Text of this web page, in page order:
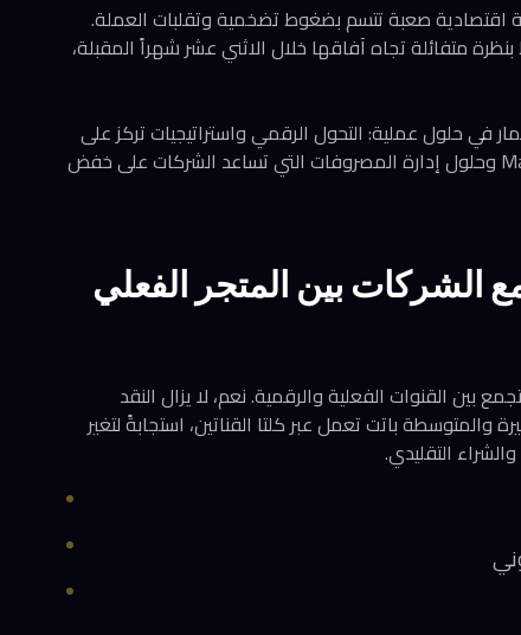
اقتصادية صعبة تتسم بضغوط تضخمية وتقلبات العملة.
المصرية تحتفظ بنظرة متفائلة تجاه آفاقها خلال الاثني عشر شهراً المقبلة،
في حلول عملية: التحول الرقمي واستراتيجيات تركز على
العميل. تقدم ماستركارد أدوات مثل Mastercard Easy Savings وحلول إدارة المصروفات التي تساعد الشركات على خفض
الشركات بين المتجر الفعلي
القنوات الفعلية والرقمية. نعم، لا يزال النقد
64% من الشركات الصغيرة والمتوسطة باتت تعمل عبر كلتا القناتين، استجابةً لتغير
التقليدي.